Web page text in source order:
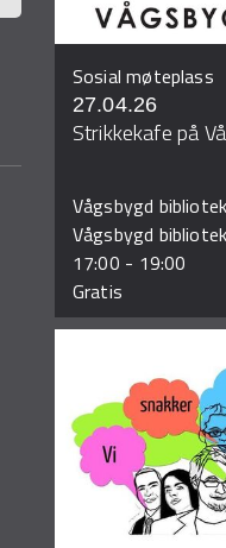
Sosial møteplass
27.04.26
Strikkekafe på
Vågsbygd
Vågsbygd bibliotek
17:00 - 19:00
Gratis